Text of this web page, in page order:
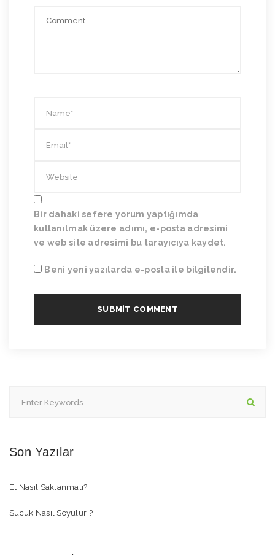
Bir dahaki sefere yorum yaptığımda
kullanılmak üzere adımı, e-posta adresimi
ve web site adresimi bu tarayıcıya kaydet.
Beni yeni yazılarda e-posta ile bilgilendir.
Son Yazılar
Et Nasıl Saklanmalı?
Sucuk Nasıl Soyulur ?